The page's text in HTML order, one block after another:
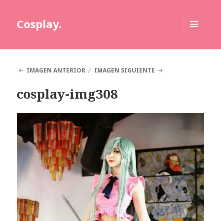
Cosplay.
IMAGEN ANTERIOR
IMAGEN SIGUIENTE
cosplay-img308